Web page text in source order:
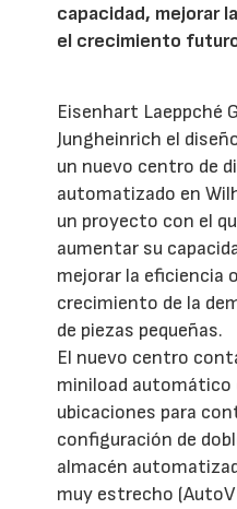
capacidad, mejorar
el crecimiento
Eisenhart Laeppché
Jungheinrich el
un nuevo centro de
automatizado en
un proyecto con el
aumentar su
mejorar la eficiencia
crecimiento de la
de piezas pequeñas.
El nuevo centro
miniload automático
ubicaciones para
configuración de
almacén
muy estrecho